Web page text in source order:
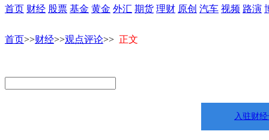
首页 财经 股票 基金 黄金 外汇 期货 理财 原创 汽车 视频 路演
首页>>财经>>观点评论>> 正文
入驻财